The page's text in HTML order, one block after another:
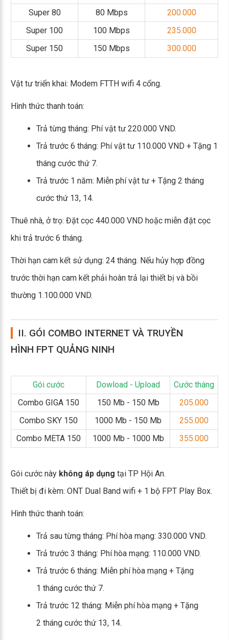
Super 80
80 Mbps
200.000
Super 100
100 Mbps
235.000
Super 150
150 Mbps 300.000
Vật tư triển khai: Modem FTTH wifi 4 cổng.
Hình thức thanh toán:
Trả từng tháng: Phí vật tư 220.000 VND.
Trả trước 6 tháng: Phí vật tư 110.000 VND + Tặng 1
tháng cước thứ 7.
Trả trước 1 năm: Miễn phí vật tư + Tặng 2 tháng
cước thứ 13, 14.
Thuê nhà, ở trọ: Đặt cọc 440.000 VND hoặc miễn đặt cọc
khi trả trước 6 tháng.
Thời hạn cam kết sử dụng: 24 tháng. Nếu hủy hợp đồng
trước thời hạn cam kết phải hoàn trả lại thiết bị và bồi
thường 1.100.000 VND.
II. GÓI COMBO INTERNET VÀ TRUYỀN
HÌNH FPT QUẢNG NINH
Gói cước Dowload - Upload
Cước tháng
Combo GIGA 150
150 Mb - 150 Mb
205.000
Combo SKY 150
1000 Mb - 150 Mb
255.000
Combo META 150
1000 Mb - 1000 Mb 355.000
Gói cước này không áp dụng tại TP Hội An.
Thiết bị đi kèm: ONT Dual Band wifi + 1 bộ FPT Play Box.
Hình thức thanh toán:
Trả sau từng tháng: Phí hòa mạng: 330.000 VND.
Trả trước 3 tháng: Phí hòa mạng: 110.000 VND.
Trả trước 6 tháng: Miễn phí hòa mạng + Tặng
1 tháng cước thứ 7.
Trả trước 12 tháng: Miễn phí hòa mạng + Tặng
2 tháng cước thứ 13, 14.